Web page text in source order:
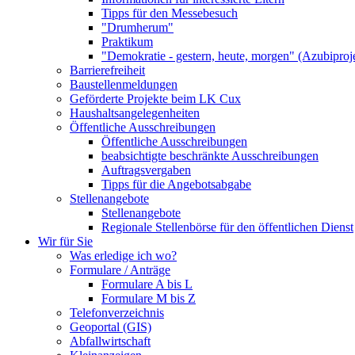
Tipps für den Messebesuch
"Drumherum"
Praktikum
"Demokratie - gestern, heute, morgen"
Barrierefreiheit
Baustellenmeldungen
Geförderte Projekte beim LK Cux
Haushaltsangelegenheiten
Öffentliche Ausschreibungen
Öffentliche Ausschreibungen
beabsichtigte beschränkte Ausschreibungen
Auftragsvergaben
Tipps für die Angebotsabgabe
Stellenangebote
Stellenangebote
Regionale Stellenbörse für den öffentlichen Dienst
Wir für Sie
Was erledige ich wo?
Formulare / Anträge
Formulare A bis L
Formulare M bis Z
Telefonverzeichnis
Geoportal (GIS)
Abfallwirtschaft